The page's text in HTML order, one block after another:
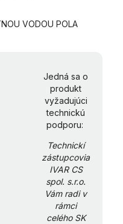
VODOU POLA
Jedná sa o
produkt
vyžadujúci
technickú
podporu:
Technickí
zástupcovia
IVAR CS
spol. s.r.o.
Vám radi v
rámci
celého SK